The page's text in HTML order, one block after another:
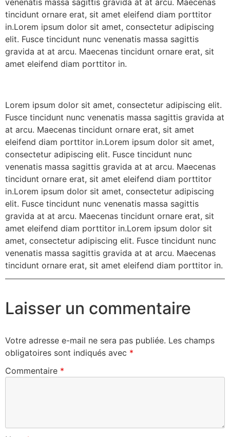
venenatis massa sagittis gravida at at arcu. Maecenas
tincidunt ornare erat, sit amet eleifend diam porttitor
in.Lorem ipsum dolor sit amet, consectetur adipiscing
elit. Fusce tincidunt nunc venenatis massa sagittis
gravida at at arcu. Maecenas tincidunt ornare erat, sit
amet eleifend diam porttitor in.
Lorem ipsum dolor sit amet, consectetur adipiscing elit.
Fusce tincidunt nunc venenatis massa sagittis gravida at
at arcu. Maecenas tincidunt ornare erat, sit amet
eleifend diam porttitor in.Lorem ipsum dolor sit amet,
consectetur adipiscing elit. Fusce tincidunt nunc
venenatis massa sagittis gravida at at arcu. Maecenas
tincidunt ornare erat, sit amet eleifend diam porttitor
in.Lorem ipsum dolor sit amet, consectetur adipiscing
elit. Fusce tincidunt nunc venenatis massa sagittis
gravida at at arcu. Maecenas tincidunt ornare erat, sit
amet eleifend diam porttitor in.Lorem ipsum dolor sit
amet, consectetur adipiscing elit. Fusce tincidunt nunc
venenatis massa sagittis gravida at at arcu. Maecenas
tincidunt ornare erat, sit amet eleifend diam porttitor in.
Laisser un commentaire
Votre adresse e-mail ne sera pas publiée. Les champs
obligatoires sont indiqués avec *
Commentaire *